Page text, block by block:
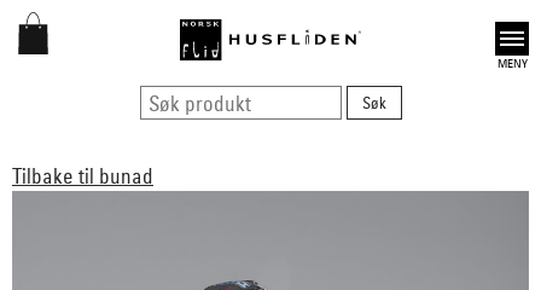
Open
Tilbake til bunad